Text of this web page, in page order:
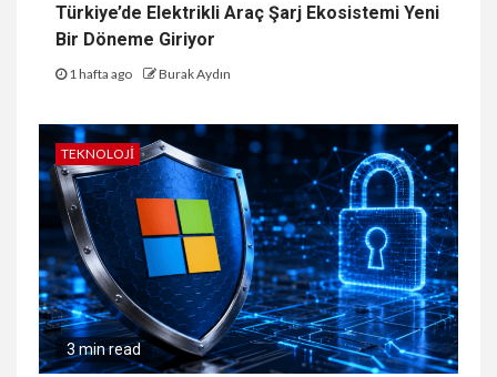
Türkiye’de Elektrikli Araç Şarj Ekosistemi Yeni
Bir Döneme Giriyor
1 hafta ago Burak Aydın
TEKNOLOJI
3 min read